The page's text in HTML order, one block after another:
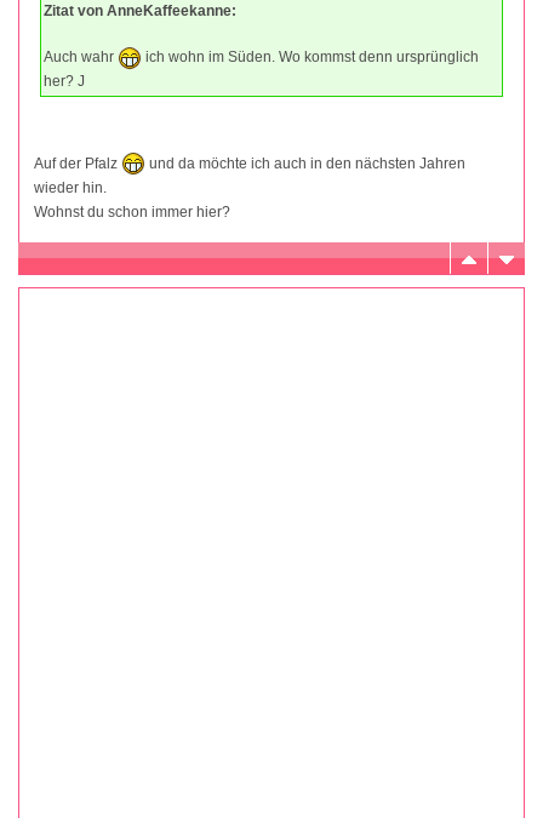
Zitat von AnneKaffeekanne:
Auch wahr
ich wohn im Süden. Wo kommst denn ursprünglich
her? J
Auf der Pfalz
und da möchte ich auch in den nächsten Jahren
wieder hin.
Wohnst du schon immer hier?